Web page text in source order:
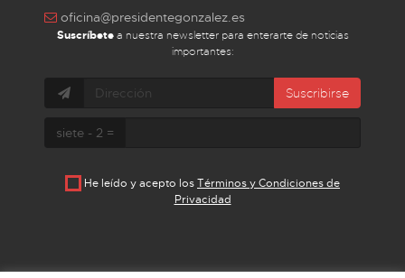
oficina@presidentegonzalez.es
Suscríbetea nuestra newsletter para enterarte de noticias
importantes:
Suscribirse
siete - 2 =
He leído y acepto losTérminos y Condiciones de
Privacidad